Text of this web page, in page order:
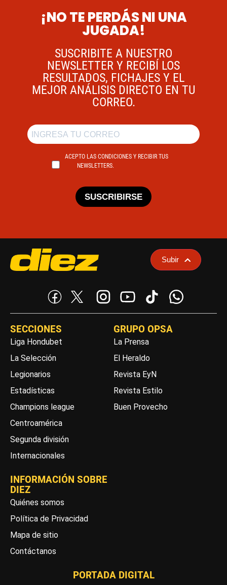
¡NO TE PERDÁS NI UNA
JUGADA!
SUSCRIBITE A NUESTRO
NEWSLETTER Y RECIBÍ LOS
RESULTADOS, FICHAJES Y EL
MEJOR ANÁLISIS DIRECTO EN TU
CORREO.
ACEPTO LAS CONDICIONES Y RECIBIR TUS
NEWSLETTERS.
SUSCRIBIRSE
Subir
SECCIONES
Liga Hondubet
La Selección
Legionarios
Estadísticas
Champions league
Centroamérica
Segunda división
Internacionales
GRUPO OPSA
La Prensa
El Heraldo
Revista EyN
Revista Estilo
Buen Provecho
INFORMACIÓN SOBRE
DIEZ
Quiénes somos
Política de Privacidad
Mapa de sitio
Contáctanos
PORTADA DIGITAL